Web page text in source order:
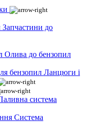
Запчастини до
Олива до бензопил
Ланцюги і
система
Система